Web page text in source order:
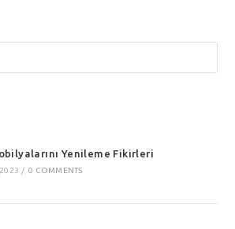
Yenileme Fikirleri
/ 0 COMMENTS